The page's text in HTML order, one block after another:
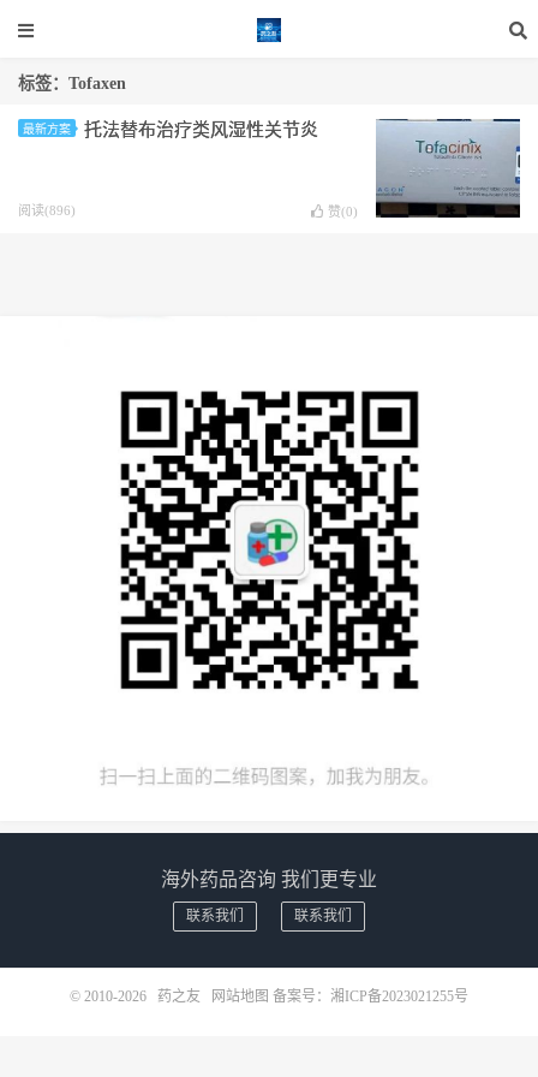
标签：Tofaxen
最新方案 托法替布治疗类风湿性关节炎
阅读(896) 赞(0)
海外药品咨询 我们更专业
联系我们 联系我们
© 2010-2026 药之友 网站地图 备案号： 湘ICP备2023021255号